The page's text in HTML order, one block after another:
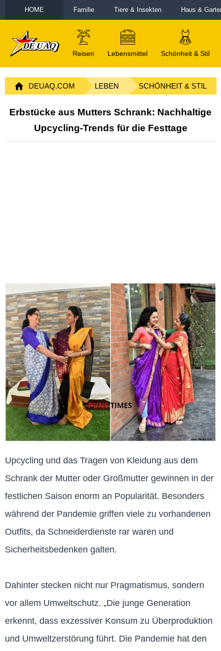
HOME Familie Tiere & Insekten Haus &
Reisen Lebensmittel Schönheit & Stil
DEUAQ.COM LEBEN SCHÖNHEIT & STIL
Erbstücke aus Mutters Schrank: Nachhaltige
Upcycling-Trends für die Festtage
Upcycling und das Tragen von Kleidung aus dem
Schrank der Mutter oder Großmutter gewinnen in der
festlichen Saison enorm an Popularität. Besonders
während der Pandemie griffen viele zu vorhandenen
Outfits, da Schneiderdienste rar waren und
Sicherheitsbedenken galten.
Dahinter stecken nicht nur Pragmatismus, sondern
vor allem Umweltschutz. „Die junge Generation
erkennt, dass exzessiver Konsum zu Überproduktion
und Umweltzerstörung führt. Die Pandemie hat den